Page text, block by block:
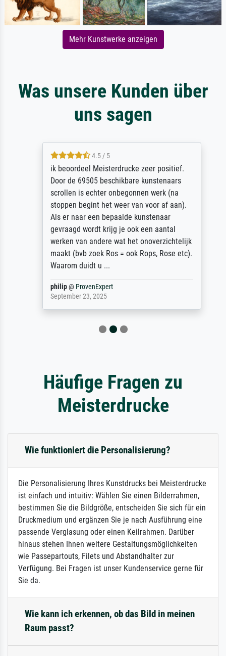
Mehr Kunstwerke anzeigen
Was unsere Kunden über
uns sagen
4.5 / 5
ik beoordeel Meisterdrucke zeer positief.
Door de 69505 beschikbare kunstenaars
scrollen is echter onbegonnen werk (na
stoppen begint het weer van voor af aan).
Als er naar een bepaalde kunstenaar
gevraagd wordt krijg je ook een aantal
werken van andere wat het onoverzichtelijk
maakt (bvb zoek Ros = ook Rops, Rose etc).
Waarom duidt u ...
philip@ProvenExpert
September 23, 2025
Häufige Fragen zu
Meisterdrucke
Wie funktioniert die Personalisierung?
Die Personalisierung Ihres Kunstdrucks bei Meisterdrucke
ist einfach und intuitiv: Wählen Sie einen Bilderrahmen,
bestimmen Sie die Bildgröße, entscheiden Sie sich für ein
Druckmedium und ergänzen Sie je nach Ausführung eine
passende Verglasung oder einen Keilrahmen. Darüber
hinaus stehen Ihnen weitere Gestaltungsmöglichkeiten
wie Passepartouts, Filets und Abstandhalter zur
Verfügung. Bei Fragen ist unser Kundenservice gerne für
Sie da.
Wie kann ich erkennen, ob das Bild in meinen
Raum passt?